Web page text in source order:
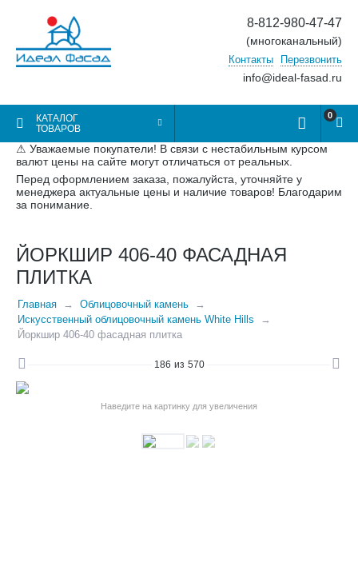
8-812-980-47-47
(многоканальный)
Контакты Перезвонить
info@ideal-fasad.ru
КАТАЛОГ
ТОВАРОВ
0
⚠ Уважаемые покупатели! В связи с нестабильным курсом
валют цены на сайте могут отличаться от реальных.
Перед оформлением заказа, пожалуйста, уточняйте у
менеджера актуальные цены и наличие товаров! Благодарим
за понимание.
ЙОРКШИР 406-40 ФАСАДНАЯ
ПЛИТКА
Главная
Облицовочный камень
Искусственный облицовочный камень White Hills
Йоркшир 406-40 фасадная плитка
186 из 570
Наведите на картинку для увеличения